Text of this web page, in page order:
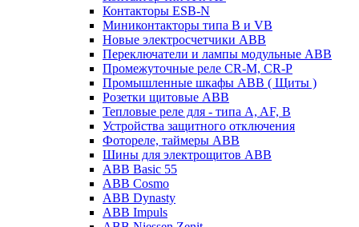
Контакторы ESB-N
Миниконтакторы типа B и VB
Новые электросчетчики ABB
Переключатели и лампы модульные ABB
Промежуточные реле CR-M, CR-P
Промышленные шкафы ABB ( Щиты )
Розетки щитовые ABB
Тепловые реле для - типа A, AF, B
Устройства защитного отключения
Фотореле, таймеры ABB
Шины для электрощитов АВВ
ABB Basic 55
ABB Cosmo
ABB Dynasty
ABB Impuls